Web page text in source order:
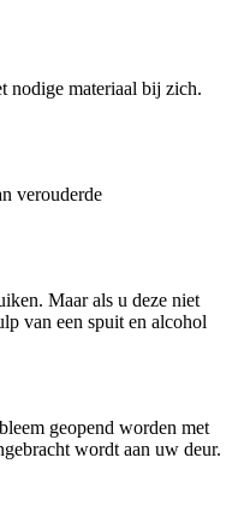
nodige materiaal bij zich.
verouderde
Maar als u deze niet
van een spuit en alcohol
geopend worden met
wordt aan uw deur.